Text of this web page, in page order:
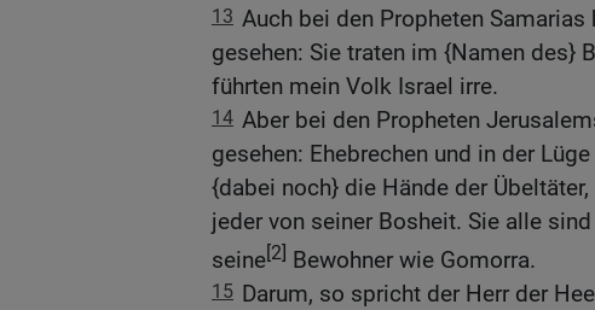
13 Auch bei den Propheten
gesehen: Sie traten im {Namen des}
führten mein Volk Israel irre.
14 Aber bei den Propheten
gesehen: Ehebrechen und in der
{dabei noch} die Hände der
jeder von seiner Bosheit. Sie alle
seine[2] Bewohner wie Gomorra.
15 Darum, so spricht der Herr der